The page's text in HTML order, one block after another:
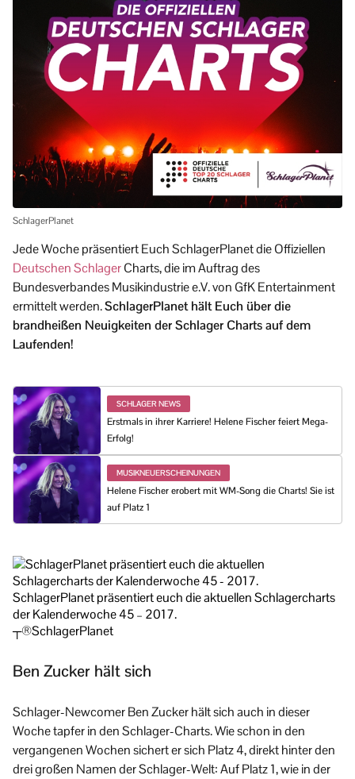
SchlagerPlanet
Jede Woche präsentiert Euch SchlagerPlanet die Offiziellen
Deutschen SchlagerCharts, die im Auftrag des
Bundesverbandes Musikindustrie e.V. von GfK Entertainment
ermittelt werden.SchlagerPlanet hält Euch über die
brandheißen Neuigkeiten der Schlager Charts auf dem
Laufenden!
SCHLAGER NEWS
Erstmals in ihrer Karriere! Helene Fischer feiert Mega-
Erfolg!
MUSIKNEUERSCHEINUNGEN
Helene Fischer erobert mit WM-Song die Charts! Sie ist
auf Platz 1
SchlagerPlanet präsentiert euch die aktuellen Schlagercharts
der Kalenderwoche 45 – 2017.
┬®SchlagerPlanet
Ben Zucker hält sich
Schlager-Newcomer Ben Zucker hält sich auch in dieser
Woche tapfer in den Schlager-Charts. Wie schon in den
vergangenen Wochen sichert er sich Platz 4, direkt hinter den
drei großen Namen der Schlager-Welt: Auf Platz 1, wie in der